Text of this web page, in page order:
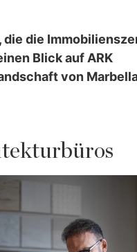
die
Blick auf ARK
von